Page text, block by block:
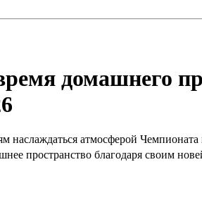
домашнего
наслаждаться атмосферой
пространство благодаря своим